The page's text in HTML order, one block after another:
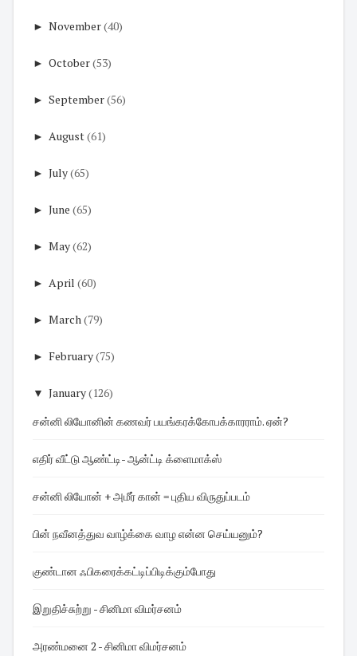
► November(40)
► October(53)
► September(56)
► August(61)
► July(65)
► June (65)
► May(62)
► April (60)
► March(79)
► February(75)
▼ January(126)
சன்னி லியோனின் கணவர் பயங்கரக்கோபக்காரராம். ஏன்?
எதிர் வீட்டு ஆண்ட்டி- ஆன்ட்டி க்ளைமாக்ஸ்
சன்னி லியோன் + அமீர் கான் = புதிய விருதுப்படம்
பின் நவீனத்துவ வாழ்க்கை வாழ என்ன செய்யனும்?
குண்டான ஃபிகரைக்கட்டிப்பிடிக்கும்போது
இறுதிச்சுற்று - சினிமா விமர்சனம்
அரண்மனை 2 - சினிமா விமர்சனம்